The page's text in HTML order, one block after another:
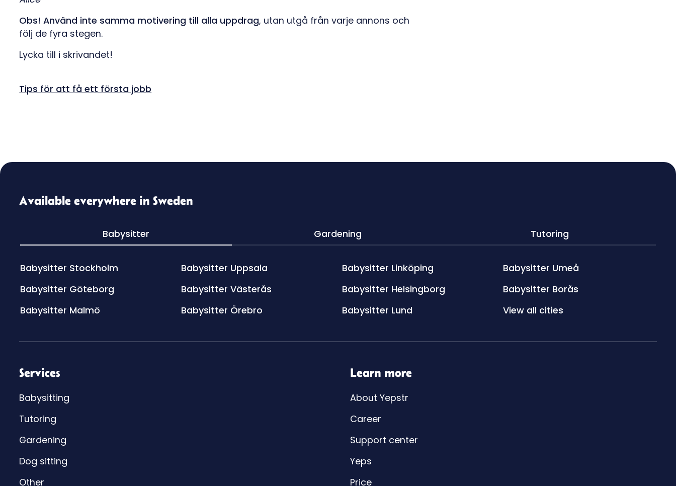
Obs! Använd inte samma motivering till alla uppdrag, utan utgå från varje annons och
följ de fyra stegen.
Lycka till i skrivandet!
Tips för att få ett första jobb
Available everywhere in Sweden
Babysitter Gardening Tutoring
Babysitter Stockholm
Babysitter Göteborg
Babysitter Malmö
Babysitter Uppsala
Babysitter Västerås
Babysitter Örebro
Babysitter Linköping
Babysitter Helsingborg
Babysitter Lund
Babysitter Umeå
Babysitter Borås
View all cities
Services
Babysitting
Tutoring
Gardening
Dog sitting
Other
Learn more
About Yepstr
Career
Support center
Yeps
Price